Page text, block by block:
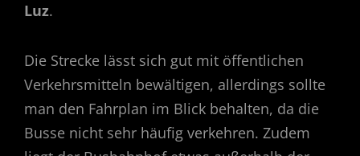
Luz.
Die Strecke lässt sich gut mit öffentlichen
Verkehrsmitteln bewältigen, allerdings sollte
man den Fahrplan im Blick behalten, da die
Busse nicht sehr häufig verkehren. Zudem